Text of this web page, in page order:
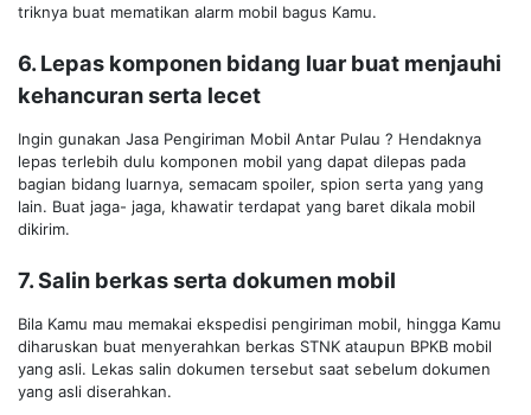
triknya buat mematikan alarm mobil bagus Kamu.
6. Lepas komponen bidang luar buat menjauhi
kehancuran serta lecet
Ingin gunakan Jasa Pengiriman Mobil Antar Pulau ? Hendaknya
lepas terlebih dulu komponen mobil yang dapat dilepas pada
bagian bidang luarnya, semacam spoiler, spion serta yang yang
lain. Buat jaga- jaga, khawatir terdapat yang baret dikala mobil
dikirim.
7. Salin berkas serta dokumen mobil
Bila Kamu mau memakai ekspedisi pengiriman mobil, hingga Kamu
diharuskan buat menyerahkan berkas STNK ataupun BPKB mobil
yang asli. Lekas salin dokumen tersebut saat sebelum dokumen
yang asli diserahkan.